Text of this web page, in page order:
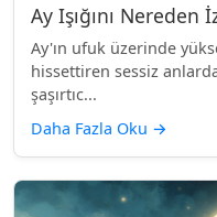
Ay Işığını Nereden
Ay'ın ufuk üzerinde
hissettiren sessiz
şaşırtıc...
Daha Fazla Oku →